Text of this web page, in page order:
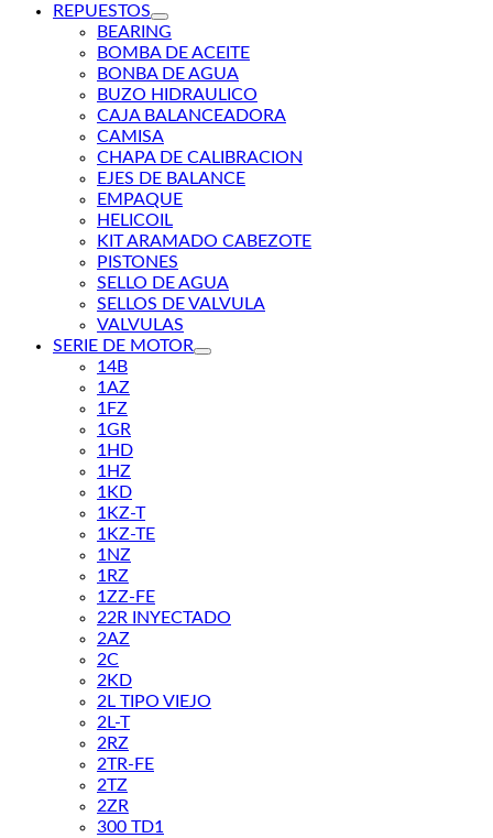
REPUESTOS
BEARING
BOMBA DE ACEITE
BONBA DE AGUA
BUZO HIDRAULICO
CAJA BALANCEADORA
CAMISA
CHAPA DE CALIBRACION
EJES DE BALANCE
EMPAQUE
HELICOIL
KIT ARAMADO CABEZOTE
PISTONES
SELLO DE AGUA
SELLOS DE VALVULA
VALVULAS
SERIE DE MOTOR
14B
1AZ
1FZ
1GR
1HD
1HZ
1KD
1KZ-T
1KZ-TE
1NZ
1RZ
1ZZ-FE
22R INYECTADO
2AZ
2C
2KD
2L TIPO VIEJO
2L-T
2RZ
2TR-FE
2TZ
2ZR
300 TD1